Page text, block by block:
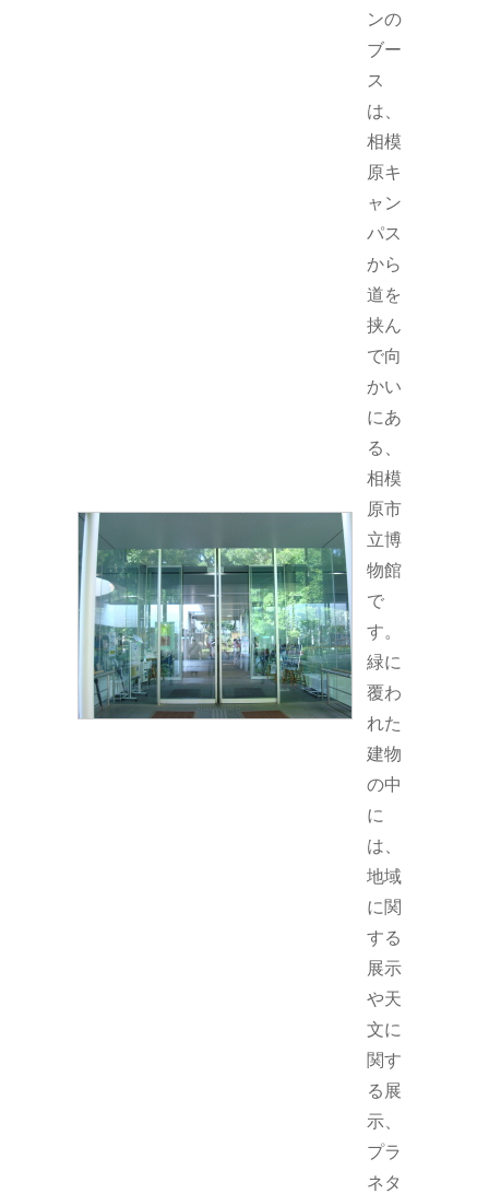
ンの
ブー
ス
は、
相模
原キ
ャン
パス
から
道を
挟ん
で向
かい
にあ
る、
相模
原市
立博
物館
で
す。
緑に
覆わ
れた
建物
の中
に
は、
地域
に関
する
展示
や天
文に
関す
る展
示、
プラ
ネタ